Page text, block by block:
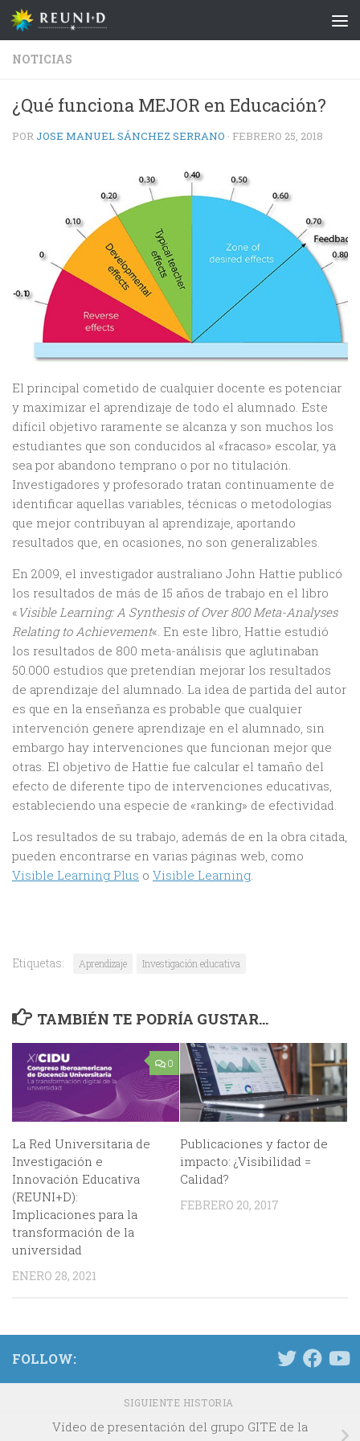
Saltar al contenido
NOTICIAS
¿Qué funciona MEJOR en Educación?
PORJOSE MANUEL SÁNCHEZ SERRANO · FEBRERO 25, 2018
El principal cometido de cualquier docente es potenciar
y maximizar el aprendizaje de todo el alumnado. Este
difícil objetivo raramente se alcanza y son muchos los
estudiantes que son conducidos al «fracaso» escolar, ya
sea por abandono temprano o por no titulación.
Investigadores y profesorado tratan continuamente de
identificar aquellas variables, técnicas o metodologías
que mejor contribuyan al aprendizaje, aportando
resultados que, en ocasiones, no son generalizables.
En 2009, el investigador australiano John Hattie publicó
los resultados de más de 15 años de trabajo en el libro
« Visible Learning: A Synthesis of Over 800 Meta-Analyses
Relating to Achievement«. En este libro, Hattie estudió
los resultados de 800 meta-análisis que aglutinaban
50.000 estudios que pretendían mejorar los resultados
de aprendizaje del alumnado. La idea de partida del autor
es que en la enseñanza es probable que cualquier
intervención genere aprendizaje en el alumnado, sin
embargo hay intervenciones que funcionan mejor que
otras. El objetivo de Hattie fue calcular el tamaño del
efecto de diferente tipo de intervenciones educativas,
estableciendo una especie de «ranking» de efectividad.
Los resultados de su trabajo, además de en la obra citada,
pueden encontrarse en varias páginas web, como
Visible Learning Plus o Visible Learning
Etiquetas: Aprendizaje Investigación educativa
TAMBIÉN TE PODRÍA GUSTAR...
0
La Red Universitaria de
Investigación e
Innovación Educativa
(REUNI+D):
Implicaciones para la
transformación de la
universidad
ENERO 28, 2021
Publicaciones y factor de
impacto: ¿Visibilidad =
Calidad?
FEBRERO 20, 2017
FOLLOW:
SIGUIENTE HISTORIA
Vídeo de presentación del grupo GITE de la